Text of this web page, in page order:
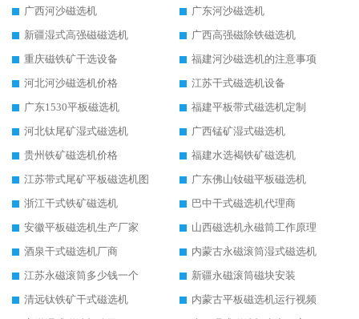
广西河沙磁选机
广东河沙磁选机
新疆湿式高强磁磁选机
广西高强磁除铁磁选机
重庆磁铁矿干选设备
福建河沙磁选机的注意事项
河北河沙磁选机价格
江苏干式磁选机设备
广东1530平板磁选机
福建平板带式磁选机定制
河北钛尾矿湿式磁选机
广西锰矿湿式磁选机
贵州铁矿磁选机价格
福建水选褐铁矿磁选机
江苏带式尾矿平板磁选机图
广东佛山钕磁平板磁选机
浙江干式铁矿磁选机
巴中干式磁选机代理商
安徽平板磁选机生产厂家
山西磁选机永磁筒工作原理
酒泉干式磁选机厂商
内蒙古永磁滚筒湿式磁选机
江苏永磁滚筒多少钱一个
新疆永磁滚筒磁块安装
清远钛铁矿干式磁选机
内蒙古平板磁选机运行视频